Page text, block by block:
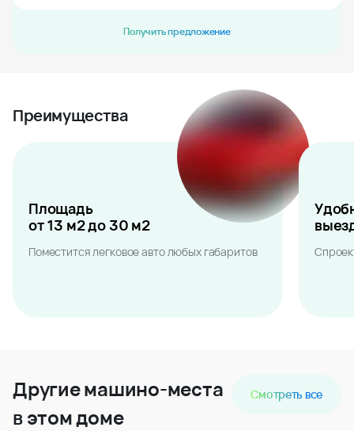
Получить предложение
Преимущества
Площадь
от 13 м2 до 30 м2
Поместится легковое авто любых габаритов
Другие машино-места
в этом доме
Смотреть все